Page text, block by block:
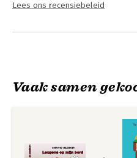
Lees ons recensiebeleid
Vaak samen